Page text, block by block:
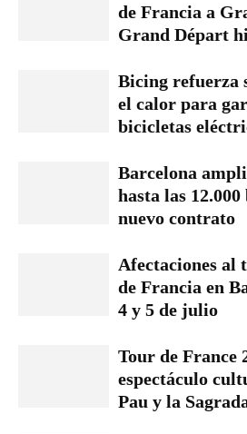
de Francia a
Grand Départ
Bicing refuerza
el calor para
bicicletas
Barcelona
hasta las
nuevo contrato
Afectaciones al
de Francia en
4 y 5 de julio
Tour de France
espectáculo
Pau y la